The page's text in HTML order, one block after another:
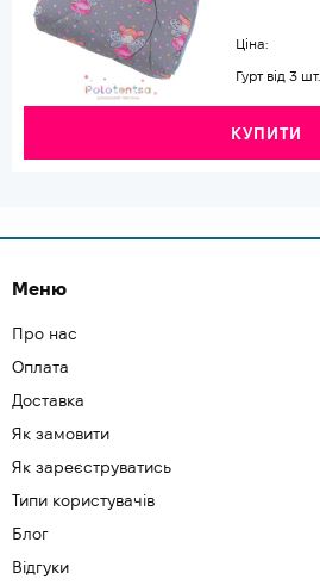
Ціна:
Гурт від 3 шт.
КУПИТИ
Меню
Про нас
Оплата
Доставка
Як замовити
Як зареєструватись
Типи користувачів
Блог
Відгуки